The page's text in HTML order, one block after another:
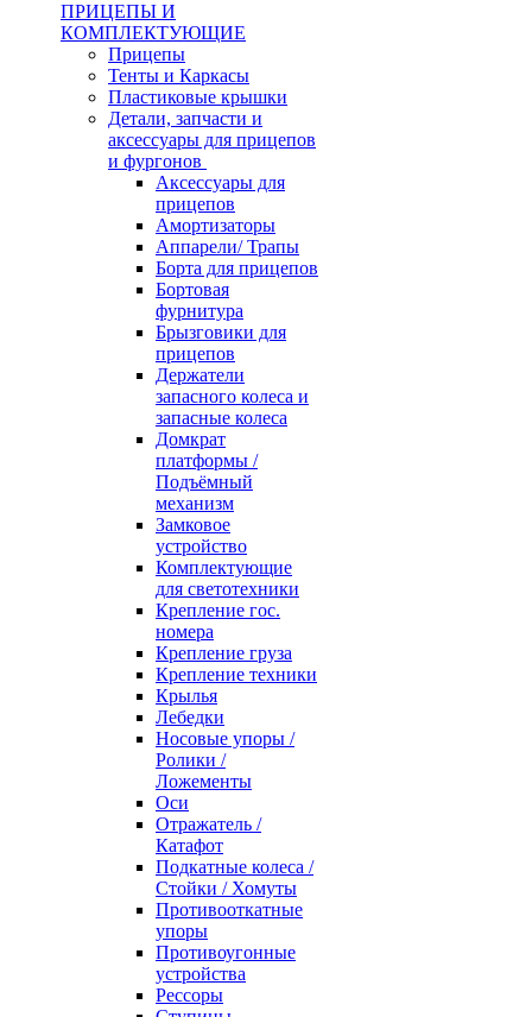
ПРИЦЕПЫ И
КОМПЛЕКТУЮЩИЕ
Прицепы
Тенты и Каркасы
Пластиковые крышки
Детали, запчасти и
аксессуары для прицепов
и фургонов
Аксессуары для
прицепов
Амортизаторы
Аппарели/ Трапы
Борта для прицепов
Бортовая
фурнитура
Брызговики для
прицепов
Держатели
запасного колеса и
запасные колеса
Домкрат
платформы /
Подъёмный
механизм
Замковое
устройство
Комплектующие
для светотехники
Крепление гос.
номера
Крепление груза
Крепление техники
Крылья
Лебедки
Носовые упоры /
Ролики /
Ложементы
Оси
Отражатель /
Катафот
Подкатные колеса /
Стойки / Хомуты
Противооткатные
упоры
Противоугонные
устройства
Рессоры